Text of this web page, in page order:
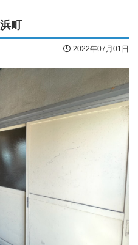
町
2022年07月01日